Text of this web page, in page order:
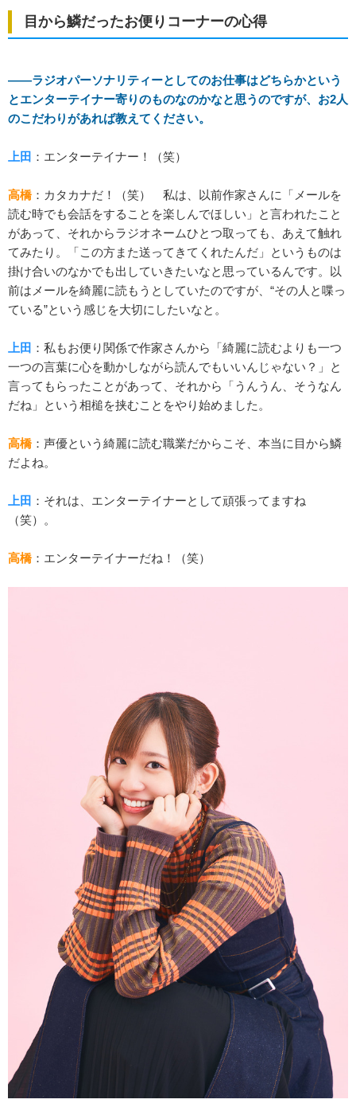
目から鱗だったお便りコーナーの心得
――ラジオパーソナリティーとしてのお仕事はどちらかという
とエンターテイナー寄りのものなのかなと思うのですが、お2人
のこだわりがあれば教えてください。
上田 ：エンターテイナー！（笑）
高橋 ：カタカナだ！（笑） 私は、以前作家さんに「メールを
読む時でも会話をすることを楽しんでほしい」と言われたこと
があって、それからラジオネームひとつ取っても、あえて触れ
てみたり。「この方また送ってきてくれたんだ」というものは
掛け合いのなかでも出していきたいなと思っているんです。以
前はメールを綺麗に読もうとしていたのですが、“その人と喋っ
ている”という感じを大切にしたいなと。
上田 ：私もお便り関係で作家さんから「綺麗に読むよりも一つ
一つの言葉に心を動かしながら読んでもいいんじゃない？」と
言ってもらったことがあって、それから「うんうん、そうなん
だね」という相槌を挟むことをやり始めました。
高橋 ：声優という綺麗に読む職業だからこそ、本当に目から鱗
だよね。
上田 ：それは、エンターテイナーとして頑張ってますね
（笑）。
高橋 ：エンターテイナーだね！（笑）